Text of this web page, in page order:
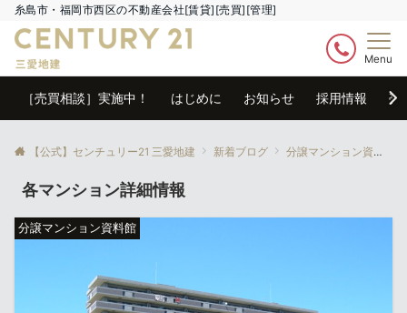
糸島市・福岡市西区の不動産会社[賃貸][売買][管理]
Menu
［売買相談］実施中！ はじめに お知らせ 採用情報 売
【公式】センチュリー21 三愛地建 新着ブログ 分譲マンション資料館
各マンション詳細情報
分譲マンション資料館